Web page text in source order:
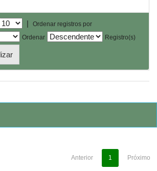
|
Ordenar registros por
Ordenar
Registro(s)
Anterior 1 Próximo